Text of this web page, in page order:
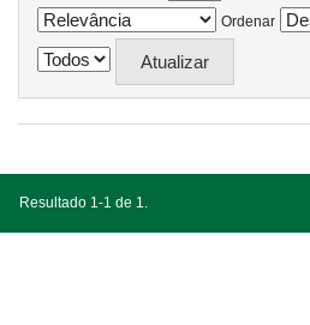
Ordenar
Resultado 1-1 de 1.